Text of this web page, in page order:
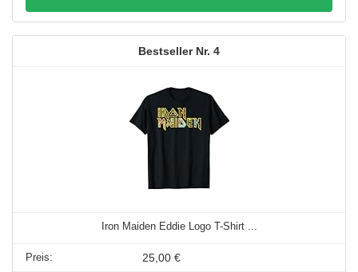
4
Iron Maiden Eddie Logo T-Shirt ...
25,00 €